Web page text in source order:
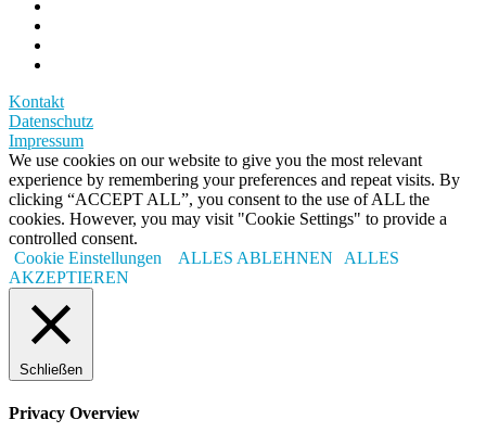
Kontakt
Datenschutz
Impressum
We use cookies on our website to give you the most relevant
experience by remembering your preferences and repeat visits. By
clicking “ACCEPT ALL”, you consent to the use of ALL the
cookies. However, you may visit "Cookie Settings" to provide a
controlled consent.
Cookie Einstellungen
ALLES ABLEHNEN
ALLES
AKZEPTIEREN
Schließen
Privacy Overview